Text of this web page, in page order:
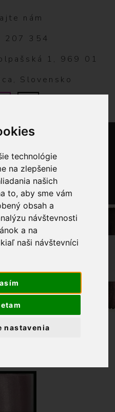
technológie
na zlepšenie
našich
to, aby sme vám
obsah a
návštevnosti
a na
naši návštevníci
nastavenia
nám
207 354
1, 969 01
Slovensko
0
GALANTÉRIA
OBOJSTRANNÁ